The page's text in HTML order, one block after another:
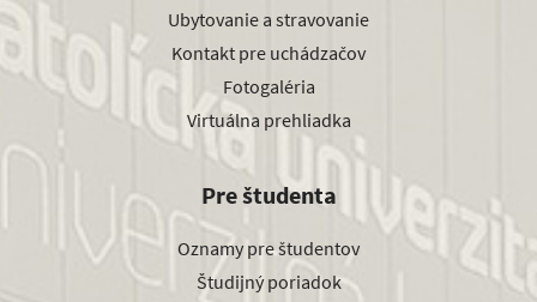
Ubytovanie a stravovanie
Kontakt pre uchádzačov
Fotogaléria
Virtuálna prehliadka
Pre študenta
Oznamy pre študentov
Študijný poriadok